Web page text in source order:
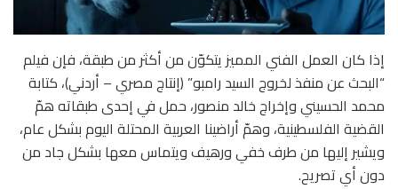
إذا كان العمل الفني المميز يتكوّن من أكثر من طبقة، فإن فيلم
“البحث عن منفذ لخروج السيد رامبو” (إنتاج مصري – أردني)، كتابة
محمد الحسيني وإخراج خالد منصور، حمل في إحدى طبقاته همّ
القضية الفلسطينية، وهمّ أراضينا العربية المحتلة اليوم بشكل عام،
ويشير إليها من طرف خفي ورهيف ويتماس معها بشكل جاد من
دون أي تصريح.